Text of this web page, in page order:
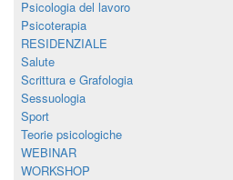
Psicologia del lavoro
Psicoterapia
RESIDENZIALE
Salute
Scrittura e Grafologia
Sessuologia
Sport
Teorie psicologiche
WEBINAR
WORKSHOP